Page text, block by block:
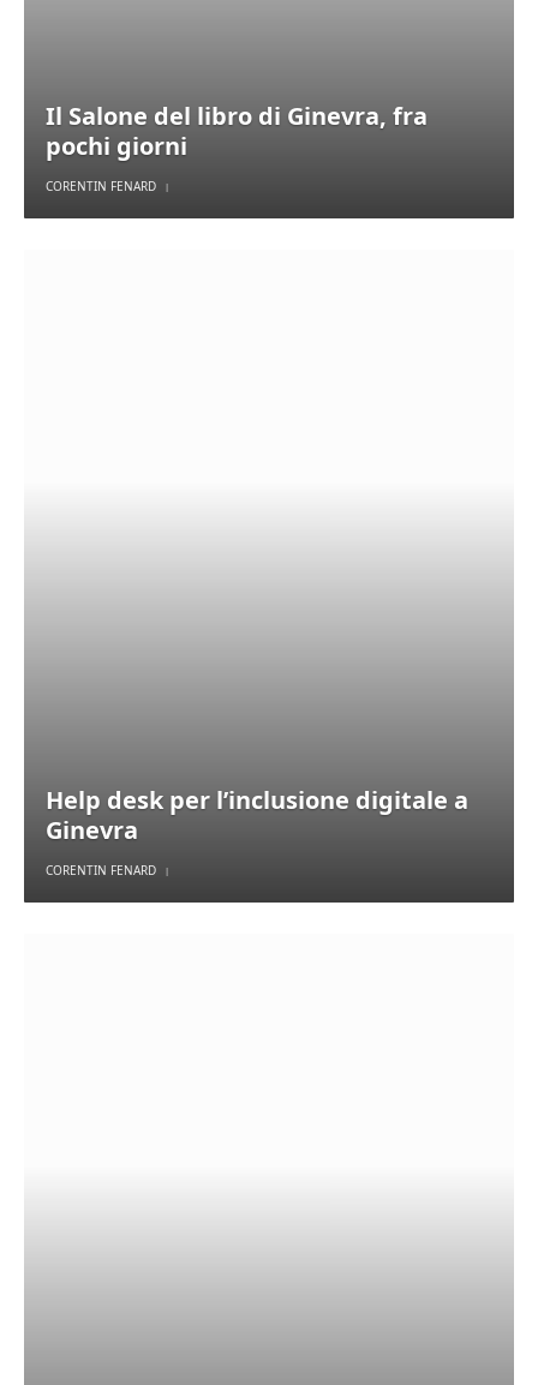
Il Salone del libro di Ginevra, fra
pochi giorni
CORENTIN FENARD
Help desk per l’inclusione digitale a
Ginevra
CORENTIN FENARD